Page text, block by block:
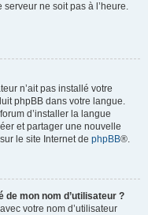
serveur ne soit pas à l’heure.
n’ait pas installé votre
phpBB dans votre langue.
d’installer la langue
et partager une nouvelle
le site Internet de phpBB®.
mon nom d’utilisateur ?
votre nom d’utilisateur